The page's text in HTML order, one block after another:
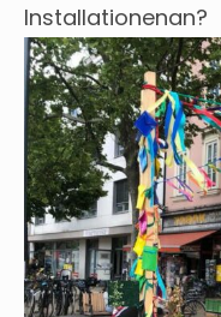
Installationenan?